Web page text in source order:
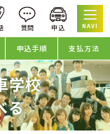
NAVI
申込手順 支払方法
学校
る